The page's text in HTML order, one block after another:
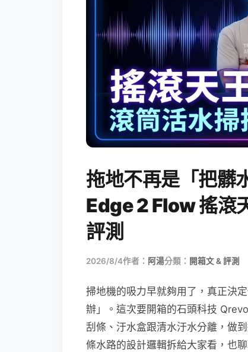
拖地不再是「把髒
Edge 2 Flow 搖滾
評測
2026/8/4作者： 阿湯分類： 開箱文 & 評測
掃地機的吸力早就夠用了，真正決
辦」。這次要開箱的石頭科技
刮條、汙水盒跟清水汙水分離，做
條水路的設計邏輯拆給大家看，也